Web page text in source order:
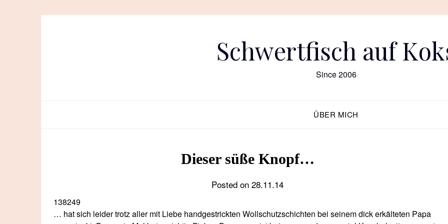
Schwertfisch auf
Since 2006
ÜBER MICH
Dieser süße Knopf…
Posted on 28.11.14
138249
… hat sich leider trotz aller mit Liebe handgestrickten Wollschutzschichten bei seinem dick erkälteten Papa